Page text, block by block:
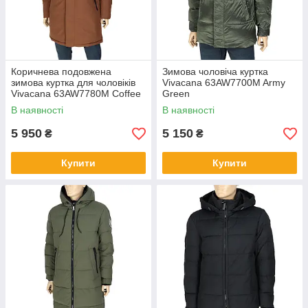
добре поєднуються з різним одягом:
брюками та джинсами, сорочкою та
светром, черевиками та туфлями
Довговічність
Мало хто купує верхній одяг на один
сезон, тому ми пропонуємо своїм
клієнтам високоякісні утеплені зимові
куртки, які прослужать вам не одну зиму і
збережуть свій привабливий зовнішній
вигляд.
Доступність
Ще один важливий момент, на який
звертають увагу наші клієнти, – це ціна.
Класичні чоловічі куртки, представлені в
каталозі, недорого коштують і обійдуться
вам дешевше, ніж верхній одяг зі
звичайних магазинів
Коричнева подовжена
зимова куртка для чоловіків
Vivacana 63AW7780M Coffee
В наявності
5 950 ₴
Купити
Зимова чоловіча куртка
Vivacana 63AW7700M Army
Green
В наявності
5 150 ₴
Купити